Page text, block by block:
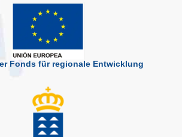
Fonds für regionale Entwicklung